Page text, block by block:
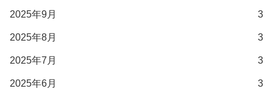
2025年9月 3
2025年8月 3
2025年7月 3
2025年6月 3